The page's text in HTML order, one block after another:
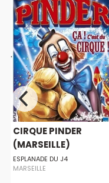
CIRQUE PINDER
(MARSEILLE)
ESPLANADE DU J4
MARSEILLE